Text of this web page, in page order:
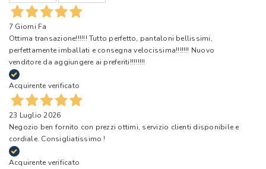
7 Giorni Fa
Ottima transazione!!!!!! Tutto perfetto, pantaloni bellissimi,
perfettamente imballati e consegna velocissima!!!!!!! Nuovo
venditore da aggiungere ai preferiti!!!!!!!!
Acquirente verificato
23 Luglio 2026
Negozio ben fornito con prezzi ottimi, servizio clienti disponibile e
cordiale. Consigliatissimo !
Acquirente verificato